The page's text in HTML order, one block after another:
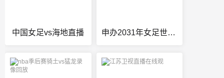
中国女足vs海地直播 申办2031年女足世界杯